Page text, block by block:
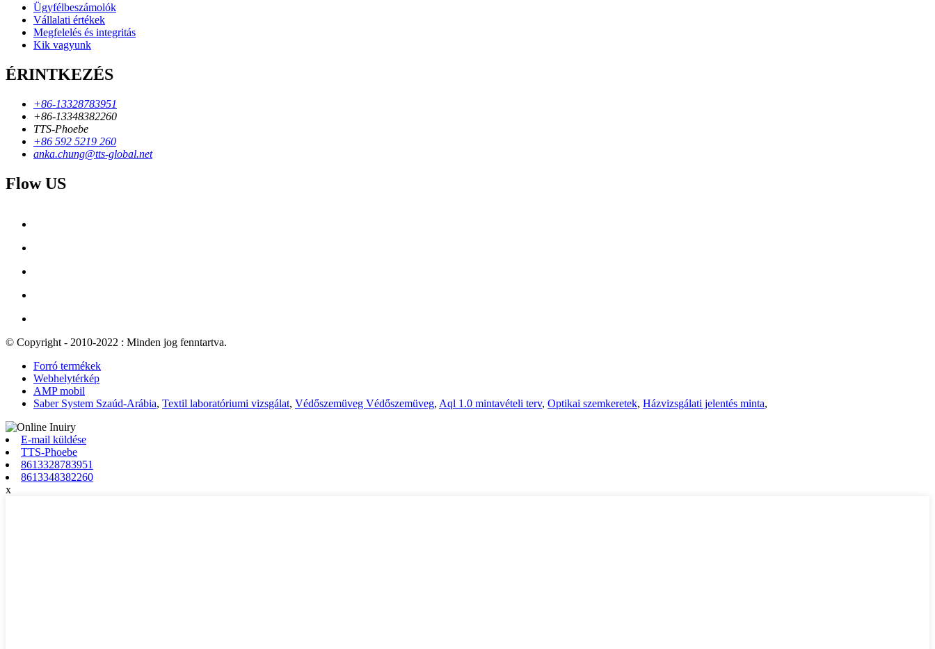
Ügyfélbeszámolók
Vállalati értékek
Megfelelés és integritás
Kik vagyunk
ÉRINTKEZÉS
+86-13328783951
+86-13348382260
TTS-Phoebe
+86 592 5219 260
anka.chung@tts-global.net
Flow US
© Copyright - 2010-2022 : Minden jog fenntartva.
Forró termékek
Webhelytérkép
AMP mobil
Saber System Szaúd-Arábia, Textil laboratóriumi vizsgálat, Védőszemüveg Védőszemüveg, Aql 1.0 mintavételi terv, Optikai szemkeretek, Házvizsgálati jelentés minta,
E-mail küldése
TTS-Phoebe
8613328783951
8613348382260
x